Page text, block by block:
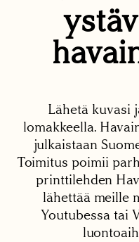
Lähetä kuvasi
lomakkeella.
julkaistaan
Toimitus poimii
printtilehden
lähettää meille
Youtubessa tai